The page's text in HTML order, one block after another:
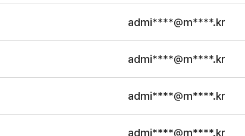
admi****@m****.kr
admi****@m****.kr
admi****@m****.kr
admi****@m****.kr